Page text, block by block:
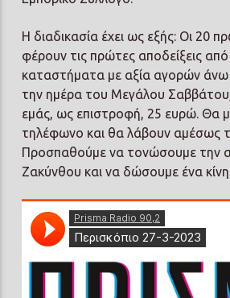
Η διαδικασία έχει ως εξής: Οι 20
φέρουν τις πρώτες αποδείξεις
καταστήματα με αξία αγορών
την ημέρα του Μεγάλου
εμάς, ως επιστροφή, 25 ευρώ. Θα
τηλέφωνο και θα λάβουν αμέσως
Προσπαθούμε να τονώσουμε την
Ζακύνθου και να δώσουμε ένα